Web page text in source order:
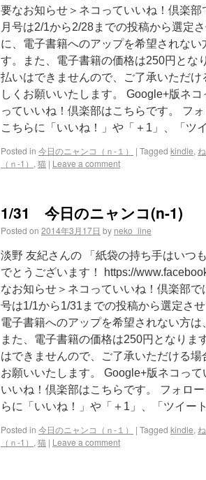
要なお知らせ＞ネコっていいね！倶楽
月号は2/1から2/28までの投稿から選定
に、電子書籍へのアップを希望されな
す。また、電子書籍の価格は250円とな
払いはできませんので、ご了承いただ
しくお願いいたします。 Google+版ネ
っていいね！倶楽部はこちらです。 フ
こちらに「いいね！」や「＋1」、「ツ
Posted in 今日のニャンコ（ｎ-１） | Tagged kindle,
（ｎ-1） , 猫 | Leave a comment
1/31 今日のニャンコ(n-1)
Posted on 2014年3月17日 by neko_iine
淡野 友紀さんの 「紙袋の持ち手はい
でとうございます！ https://
なお知らせ＞ネコっていいね！倶楽部
号は1/1から1/31までの投稿から選定さ
電子書籍へのアップを希望されない方
また、電子書籍の価格は250円となりま
はできませんので、ご了承いただける
お願いいたします。 Google+版ネコっ
いいね！倶楽部はこちらです。 フォロ
らに「いいね！」や「＋1」、「ツイー
Posted in 今日のニャンコ（ｎ-１） | Tagged kindle,
（ｎ-1） , 猫 | Leave a comment